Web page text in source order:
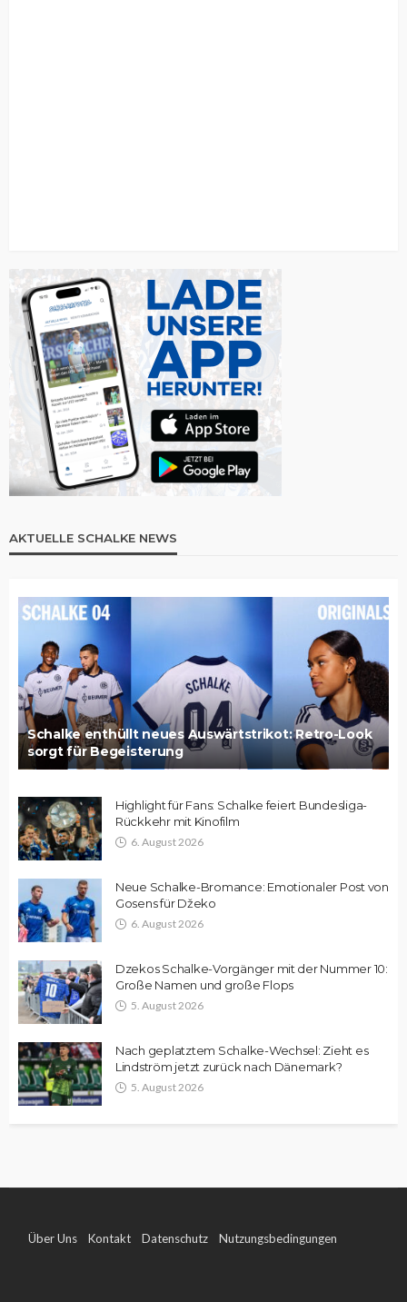
AKTUELLE SCHALKE NEWS
Schalke enthüllt neues Auswärtstrikot: Retro-Look
sorgt für Begeisterung
Highlight für Fans: Schalke feiert Bundesliga-
Rückkehr mit Kinofilm
6. August 2026
Neue Schalke-Bromance: Emotionaler Post von
Gosens für Džeko
6. August 2026
Dzekos Schalke-Vorgänger mit der Nummer 10:
Große Namen und große Flops
5. August 2026
Nach geplatztem Schalke-Wechsel: Zieht es
Lindström jetzt zurück nach Dänemark?
5. August 2026
Über Uns Kontakt Datenschutz Nutzungsbedingungen